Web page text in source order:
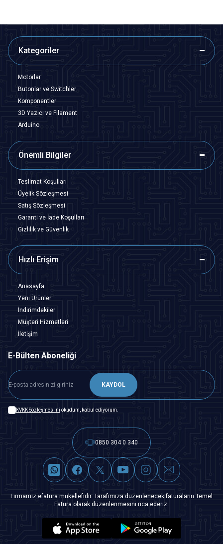
Kategoriler
Motorlar
Butonlar ve Switchler
Komponentler
3D Yazıcı ve Filament
Arduino
Önemli Bilgiler
Teslimat Koşulları
Üyelik Sözleşmesi
Satış Sözleşmesi
Garanti ve İade Koşulları
Gizlilik ve Güvenlik
Hızlı Erişim
Anasayfa
Yeni Ürünler
İndirimdekiler
Müşteri Hizmetleri
İletişim
E-Bülten Aboneliği
KAYDOL
KVKK Sözleşmesi'ni okudum, kabul ediyorum.
0850 304 0 340
Firmamız efatura mükellefidir. Tarafımıza düzenlenecek faturaların Temel
Fatura olarak düzenlenmesini rica ederiz.